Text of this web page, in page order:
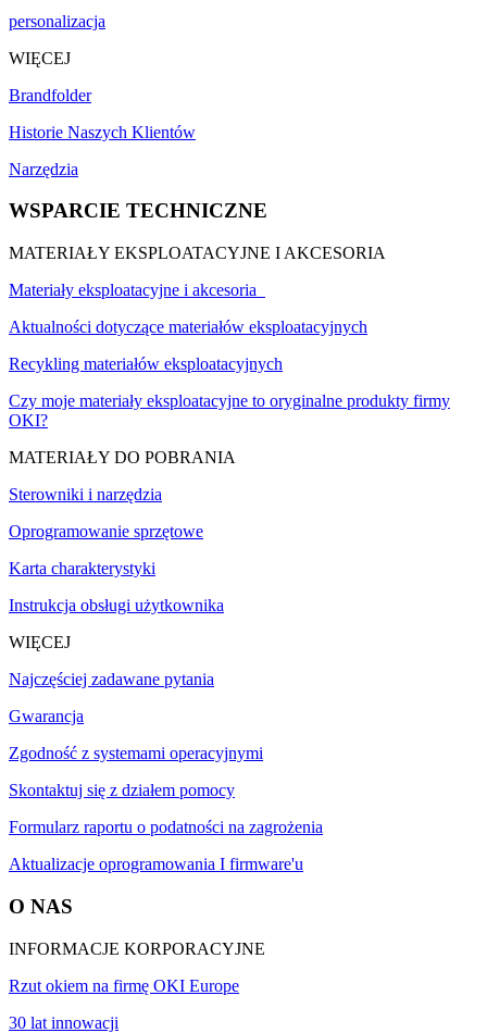
personalizacja
WIĘCEJ
Brandfolder
Historie Naszych Klientów
Narzędzia
WSPARCIE TECHNICZNE
MATERIAŁY EKSPLOATACYJNE I AKCESORIA
Materiały eksploatacyjne i akcesoria
Aktualności dotyczące materiałów eksploatacyjnych
Recykling materiałów eksploatacyjnych
Czy moje materiały eksploatacyjne to oryginalne produkty firmy
OKI?
MATERIAŁY DO POBRANIA
Sterowniki i narzędzia
Oprogramowanie sprzętowe
Karta charakterystyki
Instrukcja obsługi użytkownika
WIĘCEJ
Najczęściej zadawane pytania
Gwarancja
Zgodność z systemami operacyjnymi
Skontaktuj się z działem pomocy
Formularz raportu o podatności na zagrożenia
Aktualizacje oprogramowania I firmware'u
O NAS
INFORMACJE KORPORACYJNE
Rzut okiem na firmę OKI Europe
30 lat innowacji